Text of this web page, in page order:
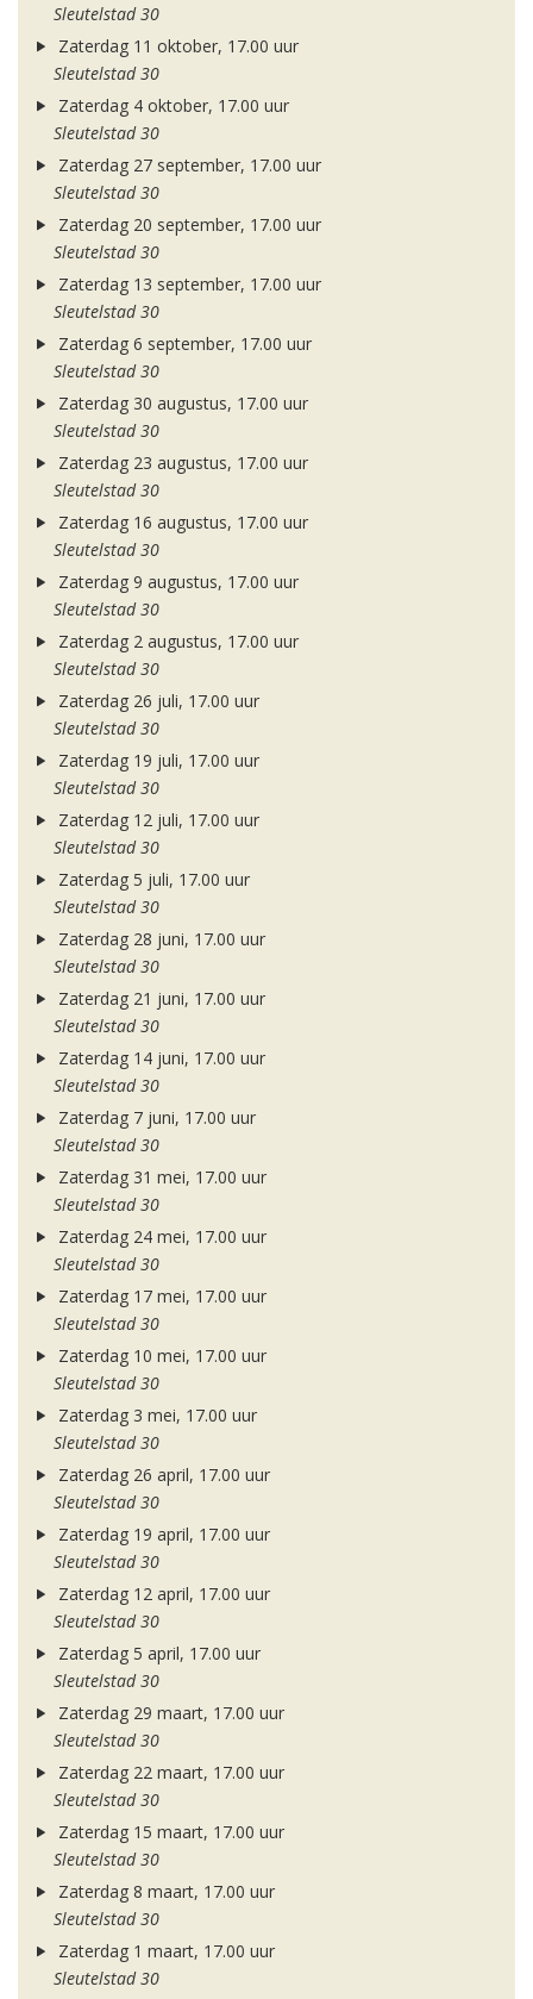
Sleutelstad 30
Zaterdag 11 oktober, 17.00 uur
Sleutelstad 30
Zaterdag 4 oktober, 17.00 uur
Sleutelstad 30
Zaterdag 27 september, 17.00 uur
Sleutelstad 30
Zaterdag 20 september, 17.00 uur
Sleutelstad 30
Zaterdag 13 september, 17.00 uur
Sleutelstad 30
Zaterdag 6 september, 17.00 uur
Sleutelstad 30
Zaterdag 30 augustus, 17.00 uur
Sleutelstad 30
Zaterdag 23 augustus, 17.00 uur
Sleutelstad 30
Zaterdag 16 augustus, 17.00 uur
Sleutelstad 30
Zaterdag 9 augustus, 17.00 uur
Sleutelstad 30
Zaterdag 2 augustus, 17.00 uur
Sleutelstad 30
Zaterdag 26 juli, 17.00 uur
Sleutelstad 30
Zaterdag 19 juli, 17.00 uur
Sleutelstad 30
Zaterdag 12 juli, 17.00 uur
Sleutelstad 30
Zaterdag 5 juli, 17.00 uur
Sleutelstad 30
Zaterdag 28 juni, 17.00 uur
Sleutelstad 30
Zaterdag 21 juni, 17.00 uur
Sleutelstad 30
Zaterdag 14 juni, 17.00 uur
Sleutelstad 30
Zaterdag 7 juni, 17.00 uur
Sleutelstad 30
Zaterdag 31 mei, 17.00 uur
Sleutelstad 30
Zaterdag 24 mei, 17.00 uur
Sleutelstad 30
Zaterdag 17 mei, 17.00 uur
Sleutelstad 30
Zaterdag 10 mei, 17.00 uur
Sleutelstad 30
Zaterdag 3 mei, 17.00 uur
Sleutelstad 30
Zaterdag 26 april, 17.00 uur
Sleutelstad 30
Zaterdag 19 april, 17.00 uur
Sleutelstad 30
Zaterdag 12 april, 17.00 uur
Sleutelstad 30
Zaterdag 5 april, 17.00 uur
Sleutelstad 30
Zaterdag 29 maart, 17.00 uur
Sleutelstad 30
Zaterdag 22 maart, 17.00 uur
Sleutelstad 30
Zaterdag 15 maart, 17.00 uur
Sleutelstad 30
Zaterdag 8 maart, 17.00 uur
Sleutelstad 30
Zaterdag 1 maart, 17.00 uur
Sleutelstad 30